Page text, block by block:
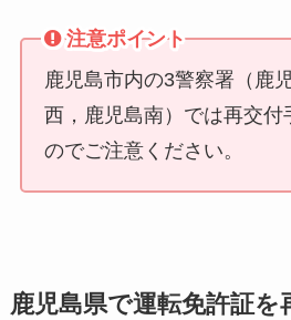
注意ポイント
鹿児島市内の3警察署（鹿
西，鹿児島南）では再交付
のでご注意ください。
鹿児島県で運転免許証を